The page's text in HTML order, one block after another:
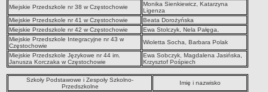
DEKLARACJA DOSTĘPNOŚCI
OŚWIADCZENIA MAJĄTKOWE
PONOWNE WYKORZYSTYWANIE
UDOSTĘPNIANIE INFORMACJI PUBLICZNEJ
OCHRONA DANYCH OSOBOWYCH
Miejskie Przedszkole nr 38 w Częstochowie
Monika Sienkiewicz, Katarzyna
Ligenza
Miejskie Przedszkole nr 41 w Częstochowie
Beata Dorożyńska
Miejskie Przedszkole nr 42 w Częstochowie
Ewa Stolczyk, Nela Pałęga,
Miejskie Przedszkole Integracyjne nr 43 w
Częstochowie
Wioletta Socha, Barbara Polak
Miejskie Przedszkole Językowe nr 44 im.
Janusza Korczaka w Częstochowie
Ewa Sobczyk, Magdalena Jasińska,
Krzysztof Pośpiech
Szkoły Podstawowe i Zespoły Szkolno-
Przedszkolne
Imię i nazwisko